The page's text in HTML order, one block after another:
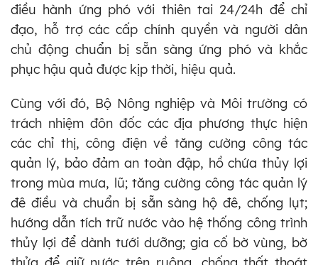
điều hành ứng phó với thiên tai 24/24h để chỉ
đạo, hỗ trợ các cấp chính quyền và người dân
chủ động chuẩn bị sẵn sàng ứng phó và khắc
phục hậu quả được kịp thời, hiệu quả.
Cùng với đó, Bộ Nông nghiệp và Môi trường có
trách nhiệm đôn đốc các địa phương thực hiện
các chỉ thị, công điện về tăng cường công tác
quản lý, bảo đảm an toàn đập, hồ chứa thủy lợi
trong mùa mưa, lũ; tăng cường công tác quản lý
đê điều và chuẩn bị sẵn sàng hộ đê, chống lụt;
hướng dẫn tích trữ nước vào hệ thống công trình
thủy lợi để dành tưới dưỡng; gia cố bờ vùng, bờ